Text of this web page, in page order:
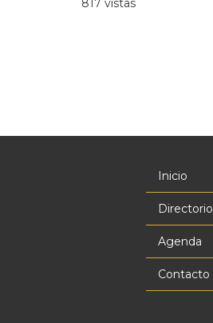
817 vistas
principal
Inicio
Directorio
Agenda
Contacto